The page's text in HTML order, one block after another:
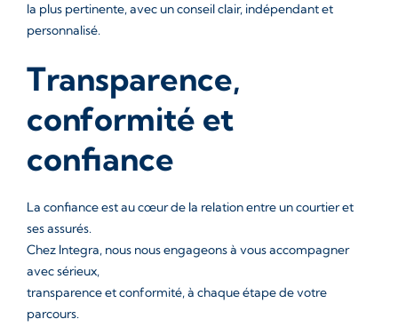
la plus pertinente, avec un conseil clair, indépendant et
personnalisé.
Transparence,
conformité et
confiance
La confiance est au cœur de la relation entre un courtier et
ses assurés.
Chez Integra, nous nous engageons à vous accompagner
avec sérieux,
transparence et conformité, à chaque étape de votre
parcours.